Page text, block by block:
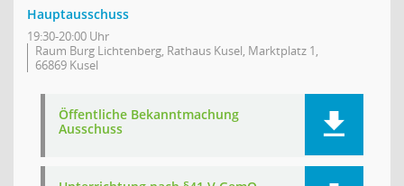
Hauptausschuss
19:30-20:00 Uhr
Raum Burg Lichtenberg, Rathaus Kusel, Marktplatz 1,
66869 Kusel
Öffentliche Bekanntmachung
Ausschuss